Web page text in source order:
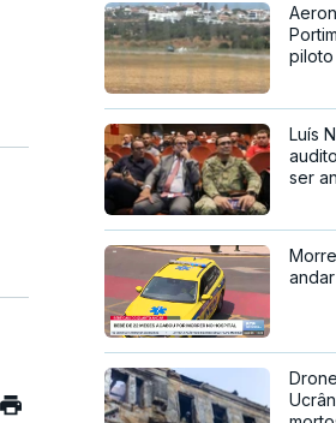
piloto
Luís
ser